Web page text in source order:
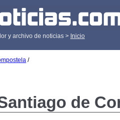
y archivo de noticias > Inicio
/
de